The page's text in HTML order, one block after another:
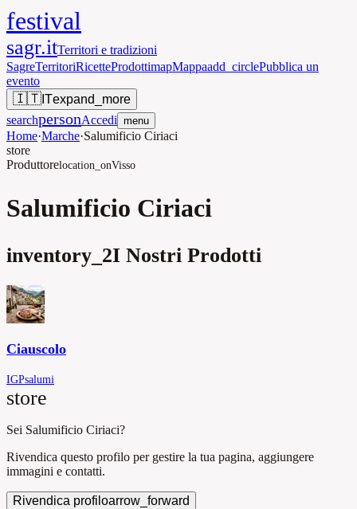
festival
sagr.itTerritori e tradizioni
SagreTerritoriRicetteProdottimapMappaadd_circlePubblica un
evento
🇮🇹 ITexpand_more
searchpersonAccedi menu
Home·Marche·Salumificio Ciriaci
store
Produttorelocation_onVisso
Salumificio Ciriaci
inventory_2I Nostri Prodotti
Ciauscolo
IGPsalumi
store
Sei Salumificio Ciriaci?
Rivendica questo profilo per gestire la tua pagina, aggiungere
immagini e contatti.
Rivendica profiloarrow_forward